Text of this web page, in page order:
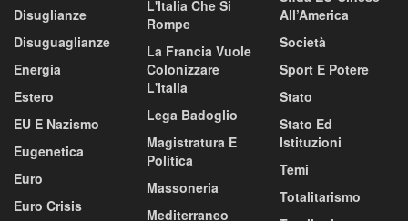
Disuglianze
Disuguaglianze
Energia
Estero
EU E Nazismo
Eugenetica
Euro
Euro Crisis
L'Italia Che Si
Rompe
La Francia Vuole
Colonizzare
L'Italia
Lega Badoglio
Magistratura E
Politica
Massoneria
Mediterraneo
All’America
Società
Sport E Potere
Stato
Stato Ed
Istituzioni
Temi
Totalitarismo